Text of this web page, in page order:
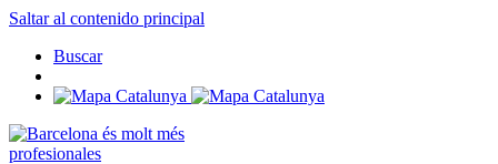
Saltar al contenido principal
Buscar
profesionales